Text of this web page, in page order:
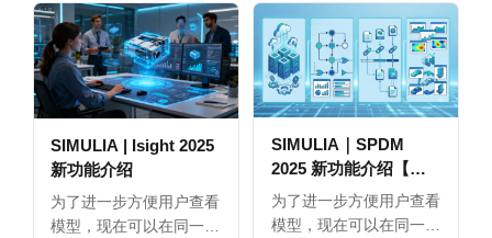
SIMULIA | Isight 2025
新功能介绍
为了进一步方便用户查看
模型，现在可以在同一
SIMULIA｜SPDM
2025 新功能介绍【下
篇】
为了进一步方便用户查看
模型，现在可以在同一